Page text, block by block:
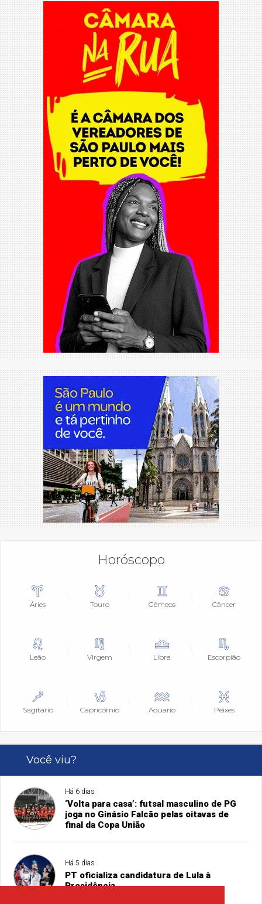
Horóscopo
Áries Touro Gêmeos Câncer
Leão Virgem Libra Escorpião
Sagitário Capricórnio Aquário Peixes
Você viu?
Há 6 dias
‘Volta para casa’: futsal masculino de PG
joga no Ginásio Falcão pelas oitavas de
final da Copa União
Há 5 dias
PT oficializa candidatura de Lula à
Presidência